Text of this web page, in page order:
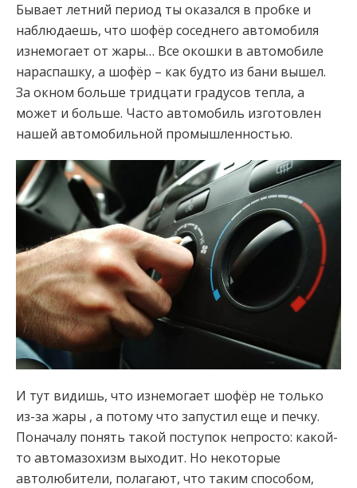
Бывает летний период ты оказался в пробке и
наблюдаешь, что шофёр соседнего автомобиля
изнемогает от жары… Все окошки в автомобиле
нараспашку, а шофёр – как будто из бани вышел.
За окном больше тридцати градусов тепла, а
может и больше. Часто автомобиль изготовлен
нашей автомобильной промышленностью.
И тут видишь, что изнемогает шофёр не только
из-за жары , а потому что запустил еще и печку.
Поначалу понять такой поступок непросто: какой-
то автомазохизм выходит. Но некоторые
автолюбители, полагают, что таким способом,